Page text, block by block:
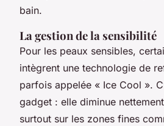
bain.
La gestion de la sensibilité
Pour les peaux sensibles,
intègrent une technologie de
parfois appelée « Ice Cool ».
gadget : elle diminue
surtout sur les zones fines